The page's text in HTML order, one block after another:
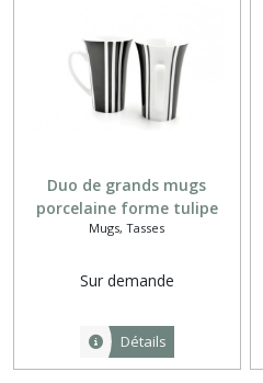
Duo de grands mugs
porcelaine forme tulipe
noirs à rayures verticales
Mugs, Tasses
Sur demande
Détails